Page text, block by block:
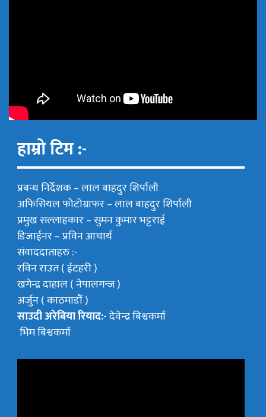
हाम्रो टिम :-
प्रबन्ध निर्देशक –लाल बाहदुर शिर्पाली
अफिसियल फोटोग्राफर –लाल बाहदुर शिर्पाली
प्रमुख सल्लाहकार –सुमन कुमार भट्टराई
डिजाईनर – प्रविन आचार्य
संवाददाताहरु :-
रविन राउत ( ईटहरी )
खगेन्द्र दाहाल ( नेपालगन्ज )
अर्जुन ( काठमाडौं )
साउदी अरेबिया रियाद:-देवेन्द्र बिश्वकर्मा
भिम बिश्वकर्मा